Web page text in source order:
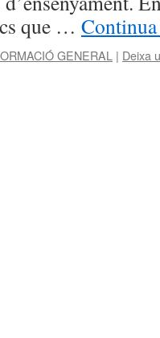
que …
GENERAL | Deixa